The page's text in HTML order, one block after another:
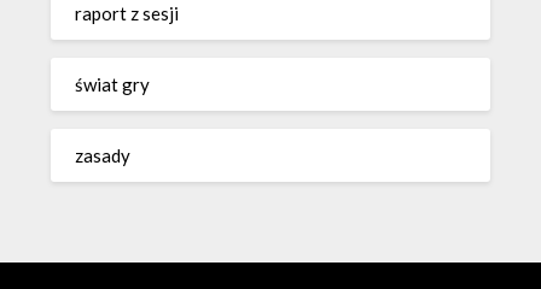
raport z sesji
świat gry
zasady